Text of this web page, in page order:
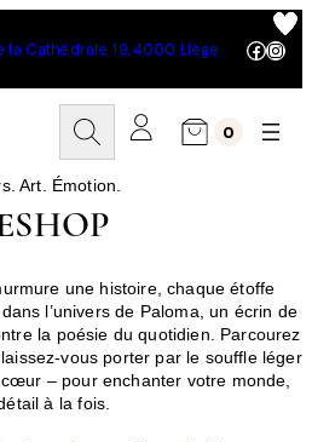
la Cathédrale 19, 4000 Liège
c
h
r
e
r
0
Art. Émotion.
une histoire, chaque étoffe
l’univers de Paloma, un écrin de
la poésie du quotidien. Parcourez
vous porter par le souffle léger
– pour enchanter votre monde,
à la fois.